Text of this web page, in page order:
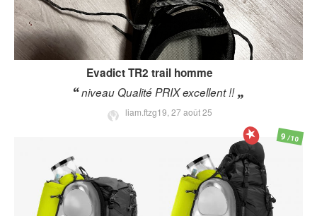
Evadict TR2 trail homme
niveau Qualité PRIX excellent !!
liam.ftzg19, 27 août 25
9/10